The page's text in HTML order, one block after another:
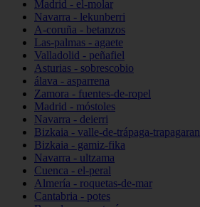
Madrid - el-molar
Navarra - lekunberri
A-coruña - betanzos
Las-palmas - agaete
Valladolid - peñafiel
Asturias - sobrescobio
álava - asparrena
Zamora - fuentes-de-ropel
Madrid - móstoles
Navarra - deierri
Bizkaia - valle-de-trápaga-trapagaran
Bizkaia - gamiz-fika
Navarra - ultzama
Cuenca - el-peral
Almería - roquetas-de-mar
Cantabria - potes